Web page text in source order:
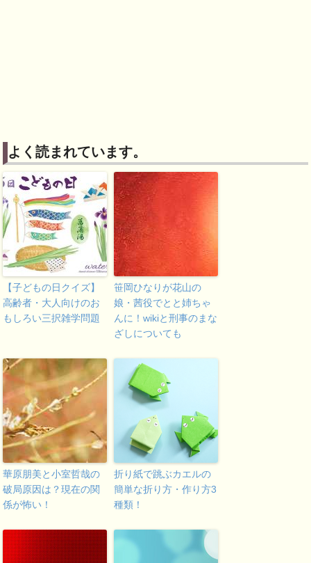
よく読まれています。
【子どもの日クイズ】
高齢者・大人向けのお
もしろい三択雑学問題
笹岡ひなりが花山の
娘・茜役でとと姉ちゃ
んに！wikiと刑事のまな
ざしについても
華原朋美と小室哲哉の
破局原因は？現在の関
係が怖い！
折り紙で跳ぶカエルの
簡単な折り方・作り方3
種類！